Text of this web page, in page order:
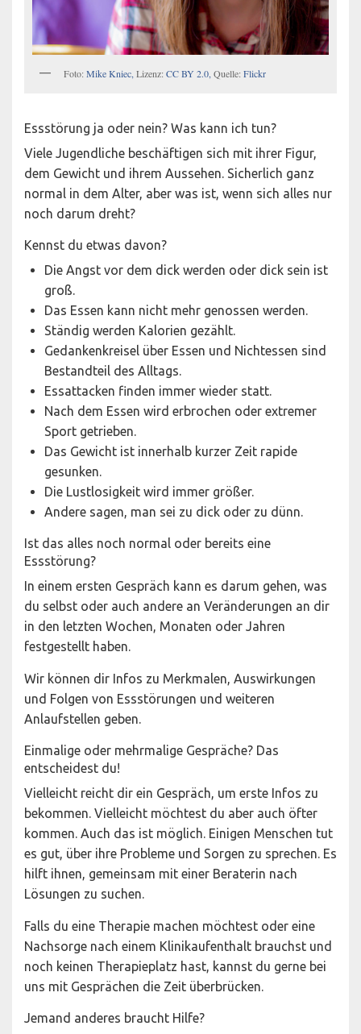
Foto: Mike Kniec, Lizenz: CC BY 2.0, Quelle: Flickr
Essstörung ja oder nein? Was kann ich tun?
Viele Jugendliche beschäftigen sich mit ihrer Figur,
dem Gewicht und ihrem Aussehen. Sicherlich ganz
normal in dem Alter, aber was ist, wenn sich alles nur
noch darum dreht?
Kennst du etwas davon?
Die Angst vor dem dick werden oder dick sein ist
groß.
Das Essen kann nicht mehr genossen werden.
Ständig werden Kalorien gezählt.
Gedankenkreisel über Essen und Nichtessen sind
Bestandteil des Alltags.
Essattacken finden immer wieder statt.
Nach dem Essen wird erbrochen oder extremer
Sport getrieben.
Das Gewicht ist innerhalb kurzer Zeit rapide
gesunken.
Die Lustlosigkeit wird immer größer.
Andere sagen, man sei zu dick oder zu dünn.
Ist das alles noch normal oder bereits eine
Essstörung?
In einem ersten Gespräch kann es darum gehen, was
du selbst oder auch andere an Veränderungen an dir
in den letzten Wochen, Monaten oder Jahren
festgestellt haben.
Wir können dir Infos zu Merkmalen, Auswirkungen
und Folgen von Essstörungen und weiteren
Anlaufstellen geben.
Einmalige oder mehrmalige Gespräche? Das
entscheidest du!
Vielleicht reicht dir ein Gespräch, um erste Infos zu
bekommen. Vielleicht möchtest du aber auch öfter
kommen. Auch das ist möglich. Einigen Menschen tut
es gut, über ihre Probleme und Sorgen zu sprechen. Es
hilft ihnen, gemeinsam mit einer Beraterin nach
Lösungen zu suchen.
Falls du eine Therapie machen möchtest oder eine
Nachsorge nach einem Klinikaufenthalt brauchst und
noch keinen Therapieplatz hast, kannst du gerne bei
uns mit Gesprächen die Zeit überbrücken.
Jemand anderes braucht Hilfe?